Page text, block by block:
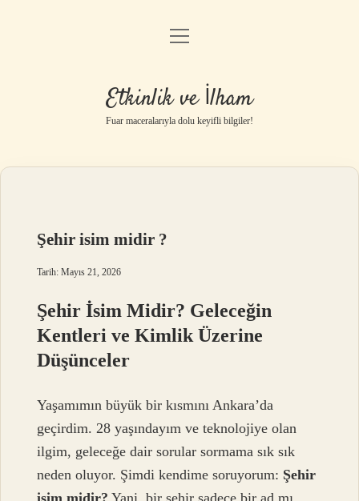
Anasayfa
Gizlilik Politikası
Yasal Uyarı
menüyü
Etkinlik ve İlham
Fuar maceralarıyla dolu keyifli bilgiler!
Şehir isim midir ?
Tarih: Mayıs 21, 2026
Şehir İsim Midir? Geleceğin
Kentleri ve Kimlik Üzerine
Düşünceler
Yaşamımın büyük bir kısmını Ankara’da
geçirdim. 28 yaşındayım ve teknolojiye olan
ilgim, geleceğe dair sorular sormama sık sık
neden oluyor. Şimdi kendime soruyorum: Şehir